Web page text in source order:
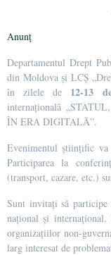
Anunț
Departamentul Drept
din Moldova și LCȘ
în zilele de 12-13
internațională
ÎN ERA DIGITALĂ”.
Evenimentul științific
Participarea la
(transport, cazare, etc.)
Sunt invitați să
național și
organizaţiilor non-
larg interesat de